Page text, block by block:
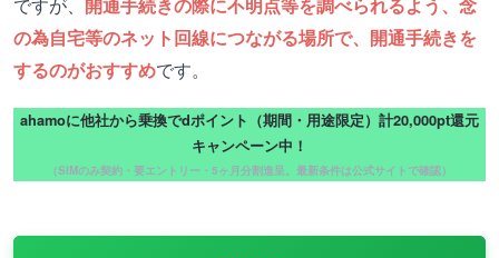
の為自宅等のネット回線につながる場所で、開通手続きを
するのがおすすめです。
ahamoに他社から乗換でdポイント（期間・用途限定）計20,000pt還元
キャンペーン中！
（SIMのみ契約・要エントリー・5ヶ月分割進呈。最新条件は公式サイトで確認）